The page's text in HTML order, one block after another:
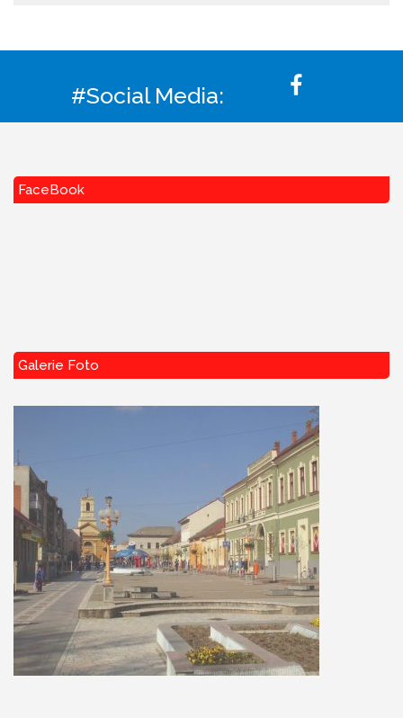
#Social Media:
FaceBook
Galerie Foto